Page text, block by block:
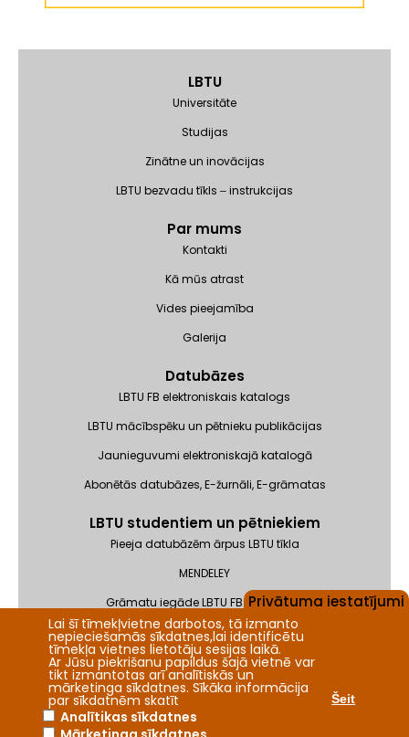
LBTU
Universitāte
Studijas
Zinātne un inovācijas
LBTU bezvadu tīkls ‒ instrukcijas
Par mums
Kontakti
Kā mūs atrast
Vides pieejamība
Galerija
Datubāzes
LBTU FB elektroniskais katalogs
LBTU mācībspēku un pētnieku publikācijas
Jaunieguvumi elektroniskajā katalogā
Abonētās datubāzes, E-žurnāli, E-grāmatas
LBTU studentiem un pētniekiem
Pieeja datubāzēm ārpus LBTU tīkla
MENDELEY
Grāmatu iegāde LBTU FB krājumam
Pieteikums ISBN/ISSN saņemšanai
Privātuma iestatījumi
Lai šī tīmekļvietne darbotos, tā izmanto
nepieciešamās sīkdatnes,lai identificētu
tīmekļa vietnes lietotāju sesijas laikā.
Ar Jūsu piekrišanu papildus šajā vietnē var
tikt izmantotas arī analītiskās un
mārketinga sīkdatnes. Sīkāka informācija
par sīkdatnēm skatīt Šeit
Analītikas sīkdatnes